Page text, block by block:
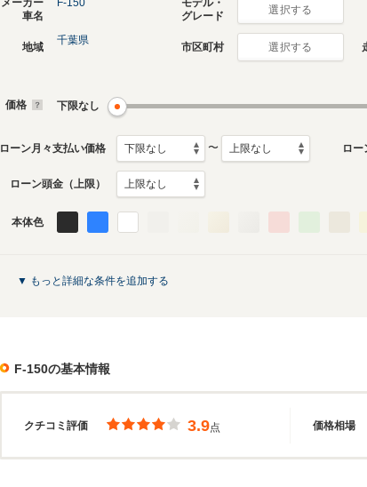
メーカー
車名
F-150
モデル・
グレード
選択する
地域
千葉県
市区町村 選択する
価格 下限なし
ローン月々支払い価格 〜 ロー
ローン頭金（上限）
本体色
▼ もっと詳細な条件を追加する
F-150の基本情報
クチコミ評価 価格相場
3.9点